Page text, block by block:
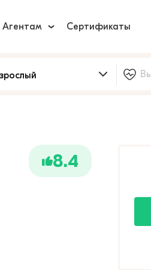
Агентам Сертификаты
8.4